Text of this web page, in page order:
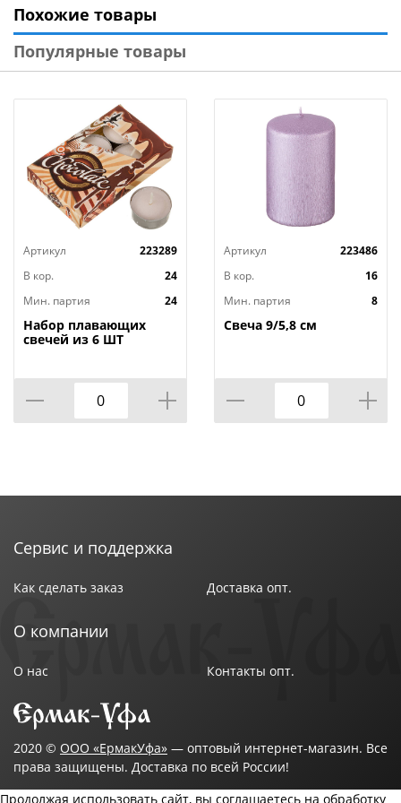
Бренд: «Волшебная страна»
Страна-изготовитель: Россия
Похожие товары
Популярные товары
Артикул
223289
В кор.
24
Мин. партия
24
Набор плавающих
свечей из 6 ШТ
Артикул
223486
В кор.
16
Мин. партия
8
Свеча 9/5,8 см
Сервис и поддержка
Как сделать заказ Доставка опт.
О компании
О нас Контакты опт.
2020 © ООО «ЕрмакУфа» — оптовый интернет-магазин. Все
права защищены. Доставка по всей России!
Продолжая использовать сайт, вы соглашаетесь на обработку